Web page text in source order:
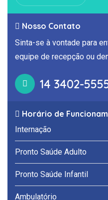
Nosso Contato
Sinta-se à vontade para
equipe de recepção ou
14 3402-
Horário de
Internação
Pronto Saúde Adulto
Pronto Saúde Infantil
Ambulatório